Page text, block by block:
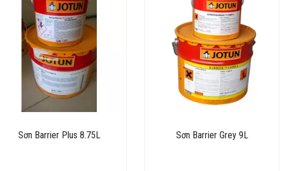
Sơn Barrier Plus 8.75L Sơn Barrier Grey 9L